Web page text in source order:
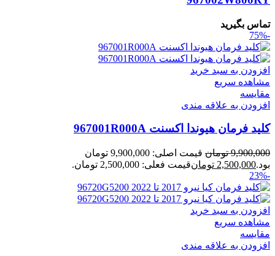
تماس بگیرید
-75%
افزودن به سبد خرید
مشاهده سریع
مقایسه
افزودن به علاقه مندی
کلید فرمان هیوندا اکسنت 967001R000A
9,900,000 تومان
قیمت اصلی: 9,900,000 تومان
بود.2,500,000 تومانقیمت فعلی: 2,500,000 تومان.
-23%
افزودن به سبد خرید
مشاهده سریع
مقایسه
افزودن به علاقه مندی